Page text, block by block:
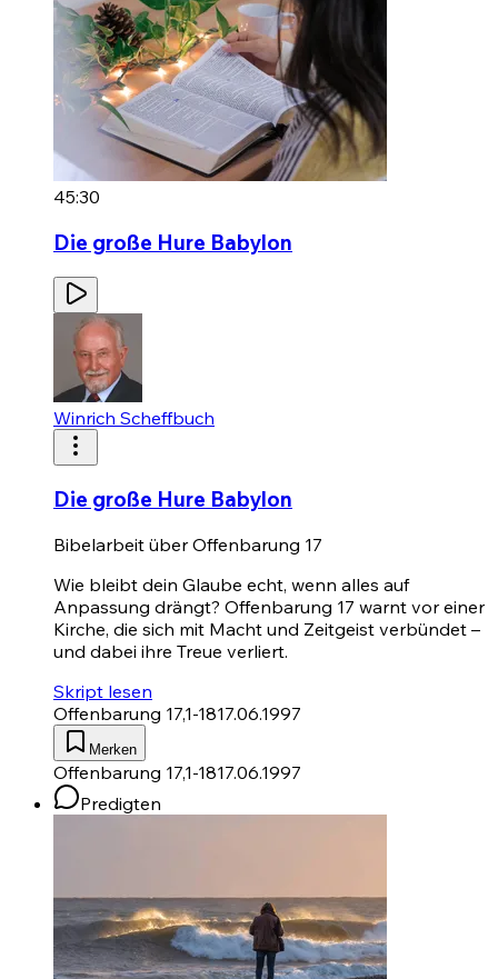
45:30
Die große Hure Babylon
Winrich Scheffbuch
Die große Hure Babylon
Bibelarbeit über Offenbarung 17
Wie bleibt dein Glaube echt, wenn alles auf
Anpassung drängt? Offenbarung 17 warnt vor einer
Kirche, die sich mit Macht und Zeitgeist verbündet –
und dabei ihre Treue verliert.
Skript lesen
Offenbarung 17,1-1817.06.1997
Merken
Offenbarung 17,1-1817.06.1997
Predigten